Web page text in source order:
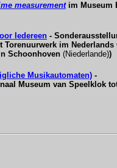
measurementim Museum
Iedereen -
Torenuurwerk im Nederlands
Schoonhoven (Niederlande))
Musikautomaten) -
Museum van Speelklok